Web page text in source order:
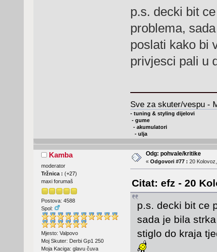
p.s. decki bit
problema,
poslati kako bi
privjesci pali u
Sve za skuter/vespu -
- tuning & styling dijelovi
- gume
- akumulatori
- ulja
Kamba
moderator
Tržnica : (+27)
maxi forumaš
Postova: 4588
Spol:
Mjesto: Valpovo
Moj Skuter: Derbi Gp1 250
Moja Kaciga: glavu čuva
Odg: pohvale/kritike
« Odgovori #77 : 20
Citat: efz - 20
p.s. decki bit ce
sada je bila
stiglo do kraja